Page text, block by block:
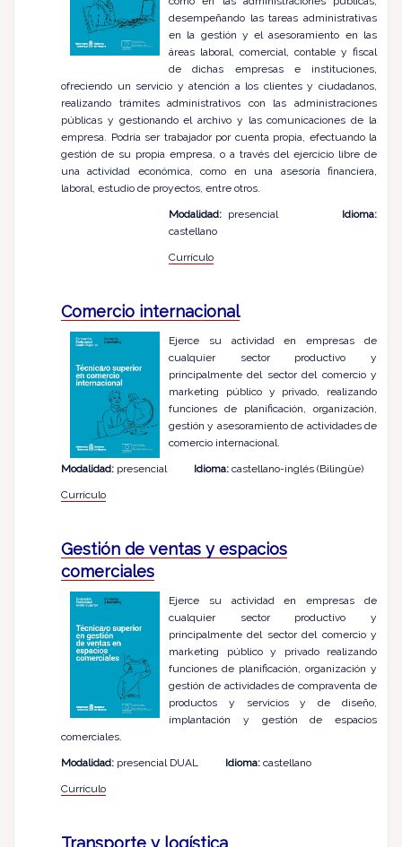
desempeñando las tareas administrativas
en la gestión y el asesoramiento en las
áreas laboral, comercial, contable y fiscal
de dichas empresas e instituciones,
ofreciendo un servicio y atención a los clientes y ciudadanos,
realizando trámites administrativos con las administraciones
públicas y gestionando el archivo y las comunicaciones de la
empresa. Podría ser trabajador por cuenta propia, efectuando la
gestión de su propia empresa, o a través del ejercicio libre de
una actividad económica, como en una asesoría financiera,
laboral, estudio de proyectos, entre otros.
Modalidad: presencial Idioma:
castellano
Currículo
Comercio internacional
Ejerce su actividad en empresas de
cualquier sector productivo y
principalmente del sector del comercio y
marketing público y privado, realizando
funciones de planificación, organización,
gestión y asesoramiento de actividades de
comercio internacional.
Modalidad: presencial Idioma: castellano-inglés (Bilingüe)
Currículo
Gestión de ventas y espacios
comerciales
Ejerce su actividad en empresas de
cualquier sector productivo y
principalmente del sector del comercio y
marketing público y privado realizando
funciones de planificación, organización y
gestión de actividades de compraventa de
productos y servicios y de diseño,
implantación y gestión de espacios
comerciales.
Modalidad: presencial DUAL Idioma: castellano
Currículo
Transporte y logística